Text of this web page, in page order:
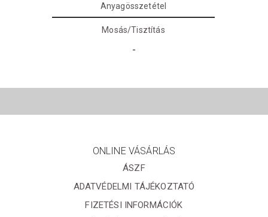
Anyagösszetétel
Mosás/Tisztítás
-
ONLINE VÁSÁRLÁS
ÁSZF
ADATVÉDELMI TÁJÉKOZTATÓ
FIZETÉSI INFORMÁCIÓK